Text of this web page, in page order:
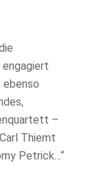
engagiert
–
Thiemt
Petrick…“